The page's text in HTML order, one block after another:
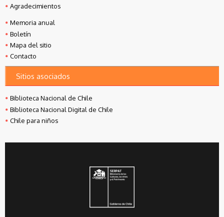
Agradecimientos
Memoria anual
Boletín
Mapa del sitio
Contacto
Sitios asociados
Biblioteca Nacional de Chile
Biblioteca Nacional Digital de Chile
Chile para niños